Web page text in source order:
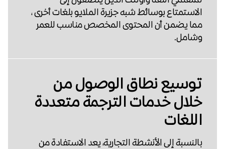
الاستمتاع بوسائط شبه جزيرة الملايو بلغات أخرى ،
مما يضمن أن المحتوى المخصص مناسب للعمر
وشامل.
توسيع نطاق الوصول من
خلال خدمات الترجمة متعددة
اللغات
بالنسبة إلى الأنشطة التجارية، يعد الاستفادة من